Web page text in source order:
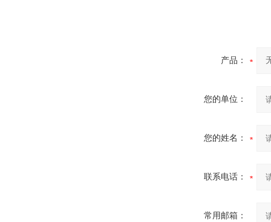
产品：
您的单位：
您的姓名：
联系电话：
常用邮箱：